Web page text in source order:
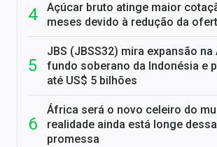
Açúcar bruto atinge maior
meses devido à redução da
JBS (JBSS32) mira expansão na
fundo soberano da Indonésia e
até US$ 5 bilhões
África será o novo celeiro do
realidade ainda está longe
promessa